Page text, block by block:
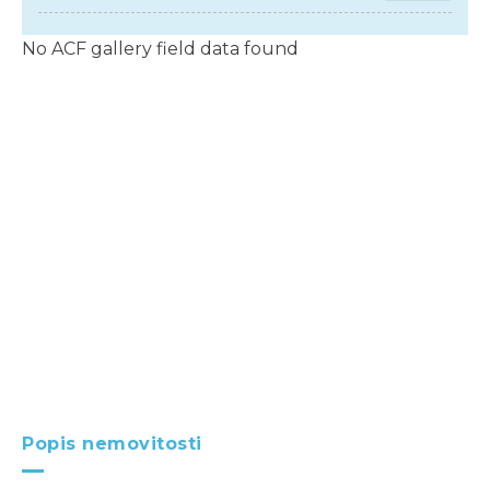
No ACF gallery field data found
Popis nemovitosti